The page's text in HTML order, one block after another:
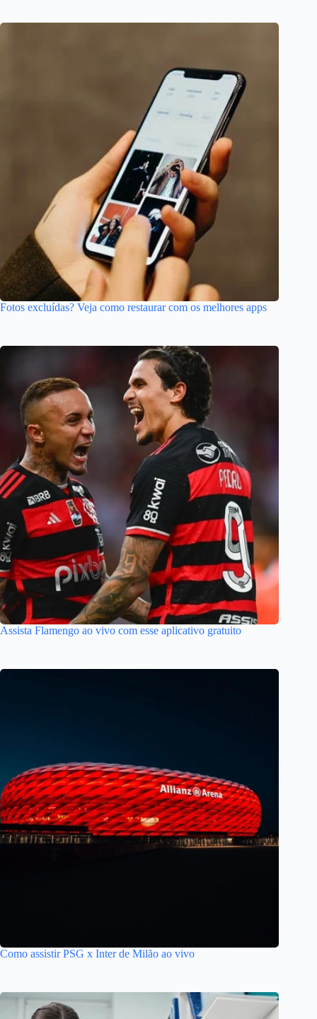
Fotos excluídas? Veja como restaurar com os melhores apps
Assista Flamengo ao vivo com esse aplicativo gratuito
Como assistir PSG x Inter de Milão ao vivo